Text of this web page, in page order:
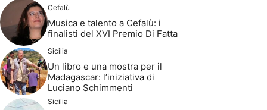
Cefalù
Musica e talento a Cefalù: i
finalisti del XVI Premio Di Fatta
Sicilia
Un libro e una mostra per il
Madagascar: l’iniziativa di
Luciano Schimmenti
Sicilia